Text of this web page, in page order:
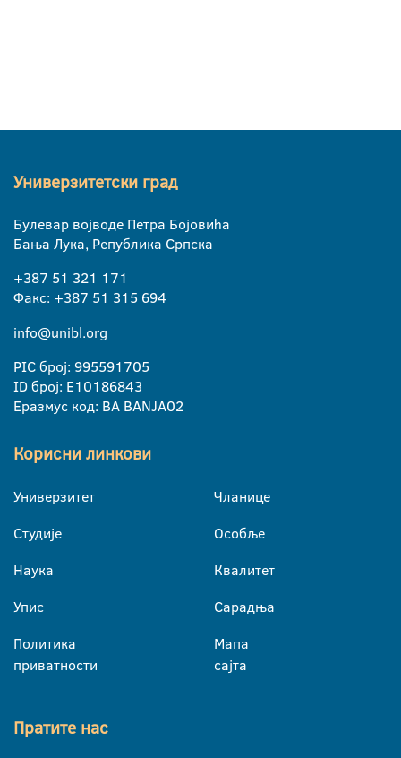
Универзитетски град
Булевар војводе Петра Бојовића
Бања Лука, Република Српска
+387 51 321 171
Факс: +387 51 315 694
info@unibl.org
PIC број: 995591705
ID број: E10186843
Еразмус код: BA BANJA02
Корисни линкови
Универзитет
Студије
Наука
Упис
Политика
приватности
Чланице
Особље
Квалитет
Сарадња
Мапа
сајта
Пратите нас